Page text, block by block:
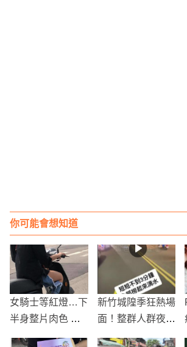
你可能會想知道
女騎士等紅燈…下
半身整片肉色 網
新竹城隍季狂熱場
面！整群人群夜間